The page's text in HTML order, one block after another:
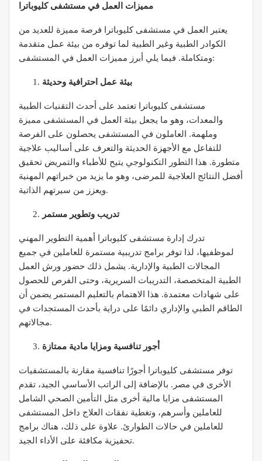
مميزات العمل في مستشفى كليوباترا
يعتبر العمل في مستشفى كليوباترا فرصة مميزة للعديد من
الكوادر الطبية وغير الطبية لما توفره من بيئة عمل متقدمة
ومتكاملة. فيما يلي أبرز مميزات العمل في المستشفى:
بيئة عمل احترافية وحديثة
مستشفى كليوباترا تعتمد على أحدث التقنيات الطبية
والمعدات، وهو ما يجعل بيئة العمل في المستشفى مميزة
وملهمة. العاملون في المستشفى يحصلون على الفرصة
للتفاعل مع الأجهزة الحديثة والتعرف على أساليب علاجية
متطورة. هذا التطور التكنولوجي يتيح للأطباء والتمريض تحقيق
أفضل النتائج العلاجية للمرضى، وهو ما يزيد من خبراتهم المهنية
ويعزز من سيرتهم الذاتية.
تدريب وتطوير مستمر
تدرك إدارة مستشفى كليوباترا أهمية التطوير المهني
لموظفيها، لذا توفر برامج تدريبية مستمرة للعاملين في جميع
المجالات الطبية والإدارية. يشمل ذلك حضور ورش العمل
الطبية المتخصصة، التدريبات السريرية، وحتى الفرص للحصول
على شهادات معتمدة. هذا الاهتمام بالتعليم المستمر يضمن أن
الطاقم الطبي والإداري دائمًا على دراية بأحدث المستجدات في
مجالاتهم.
أجور تنافسية ومزايا مادية ممتازة
توفر مستشفى كليوباترا أجورًا تنافسية مقارنة بالمستشفيات
الأخرى في مصر. بالإضافة إلى الراتب الأساسي الجيد، تقدم
المستشفى مزايا مالية أخرى مثل التأمين الصحي الشامل
للعاملين وأسرهم، وتغطية نفقات العلاج داخل المستشفى
للعاملين في حالات الطوارئ. علاوة على ذلك، هناك برامج
تحفيزية مكافئة على الأداء الجيد.